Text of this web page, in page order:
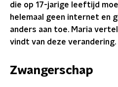
die op 17-jarige leeftijd
helemaal geen internet en
anders aan toe. Maria
vindt van deze verandering.
Zwangerschap